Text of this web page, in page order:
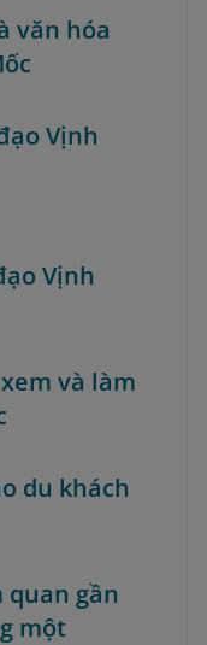
văn hóa
Vịnh
Vịnh
và làm
du khách
quan gần
một